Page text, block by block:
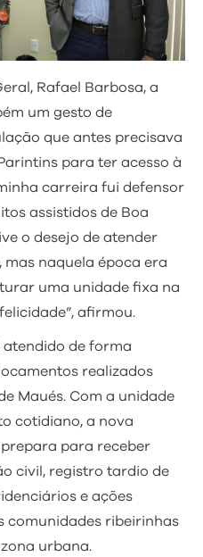
Rafael Barbosa, a
um gesto de
que antes precisava
para ter acesso à
carreira fui defensor
assistidos de Boa
o desejo de atender
naquela época era
uma unidade fixa na
afirmou.
atendido de forma
realizados
Maués. Com a unidade
cotidiano, a nova
para receber
civil, registro tardio de
e ações
comunidades ribeirinhas
urbana.